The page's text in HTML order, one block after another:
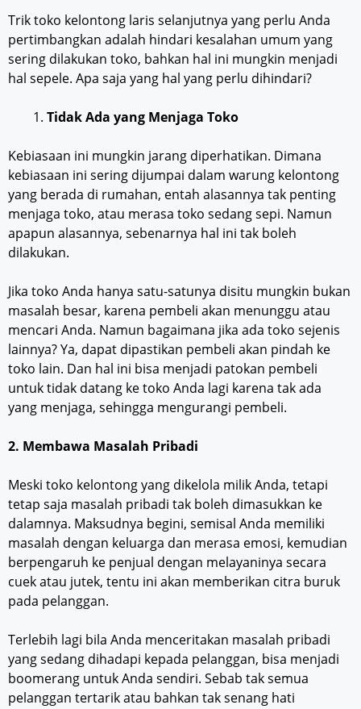
Trik toko kelontong laris selanjutnya yang perlu Anda
pertimbangkan adalah hindari kesalahan umum yang
sering dilakukan toko, bahkan hal ini mungkin menjadi
hal sepele. Apa saja yang hal yang perlu dihindari?
Tidak Ada yang Menjaga Toko
Kebiasaan ini mungkin jarang diperhatikan. Dimana
kebiasaan ini sering dijumpai dalam warung kelontong
yang berada di rumahan, entah alasannya tak penting
menjaga toko, atau merasa toko sedang sepi. Namun
apapun alasannya, sebenarnya hal ini tak boleh
dilakukan.
Jika toko Anda hanya satu-satunya disitu mungkin bukan
masalah besar, karena pembeli akan menunggu atau
mencari Anda. Namun bagaimana jika ada toko sejenis
lainnya? Ya, dapat dipastikan pembeli akan pindah ke
toko lain. Dan hal ini bisa menjadi patokan pembeli
untuk tidak datang ke toko Anda lagi karena tak ada
yang menjaga, sehingga mengurangi pembeli.
2. Membawa Masalah Pribadi
Meski toko kelontong yang dikelola milik Anda, tetapi
tetap saja masalah pribadi tak boleh dimasukkan ke
dalamnya. Maksudnya begini, semisal Anda memiliki
masalah dengan keluarga dan merasa emosi, kemudian
berpengaruh ke penjual dengan melayaninya secara
cuek atau jutek, tentu ini akan memberikan citra buruk
pada pelanggan.
Terlebih lagi bila Anda menceritakan masalah pribadi
yang sedang dihadapi kepada pelanggan, bisa menjadi
boomerang untuk Anda sendiri. Sebab tak semua
pelanggan tertarik atau bahkan tak senang hati